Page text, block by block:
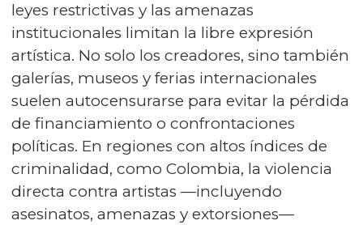
leyes restrictivas y las amenazas
institucionales limitan la libre expresión
artística. No solo los creadores, sino también
galerías, museos y ferias internacionales
suelen autocensurarse para evitar la pérdida
de financiamiento o confrontaciones
políticas. En regiones con altos índices de
criminalidad, como Colombia, la violencia
directa contra artistas —incluyendo
asesinatos, amenazas y extorsiones—